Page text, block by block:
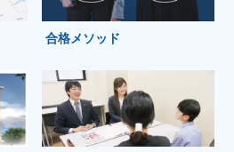
合格メソッド